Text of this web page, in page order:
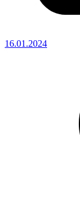
16.01.2024